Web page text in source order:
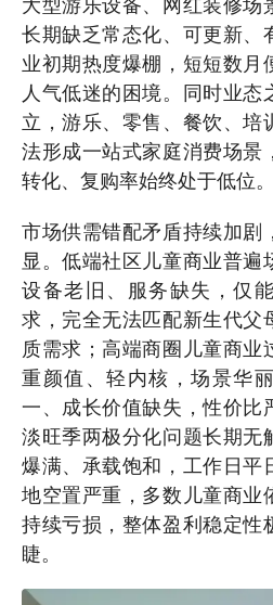
长期缺乏常态化、可更新、
业初期热度爆棚，短短数月
人气低迷的困境。同时业
立，游乐、零售、餐饮、培
法形成一站式家庭消费场景
转化、复购率始终处于低位。
市场供需错配矛盾持续加剧
显。低端社区儿童商业普遍
设备老旧、服务缺失，仅
求，完全无法匹配新生代父
质需求；高端商圈儿童商业
重颜值、轻内核，场景华
一、成长价值缺失，性价比
淡旺季两极分化问题长期无
爆满、承载饱和，工作日平
地空置严重，多数儿童商业
持续亏损，整体盈利稳定性
睫。